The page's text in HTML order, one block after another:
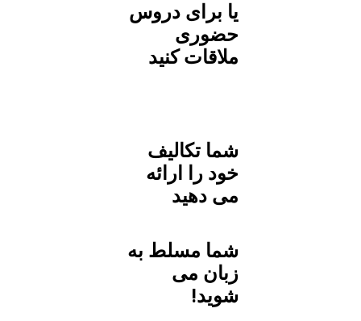
یا برای دروس
حضوری
ملاقات کنید
شما تکالیف
خود را ارائه
می دهید
شما مسلط به
زبان می
شوید!